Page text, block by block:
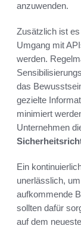
anzuwenden.
Zusätzlich ist
Umgang mit
werden.
das
gezielte
minimiert
Unternehmen
Ein
unerlässlich,
aufkommende
sollten dafür
auf dem